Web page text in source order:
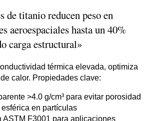
de titanio reducen peso en
aeroespaciales hasta un 40%
carga estructural»
térmica elevada, optimiza
calor. Propiedades clave:
>4.0 g/cm³ para evitar porosidad
en partículas
ASTM F3001 para aplicaciones